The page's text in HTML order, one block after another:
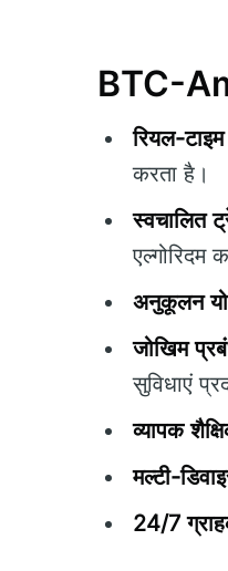
BTC-
रियल-टाइम
करता है।
स्वचालित
एल्गोरिदम
अनुकूलन
जोखिम
सुविधाएं
व्यापक
मल्टी-
24/7